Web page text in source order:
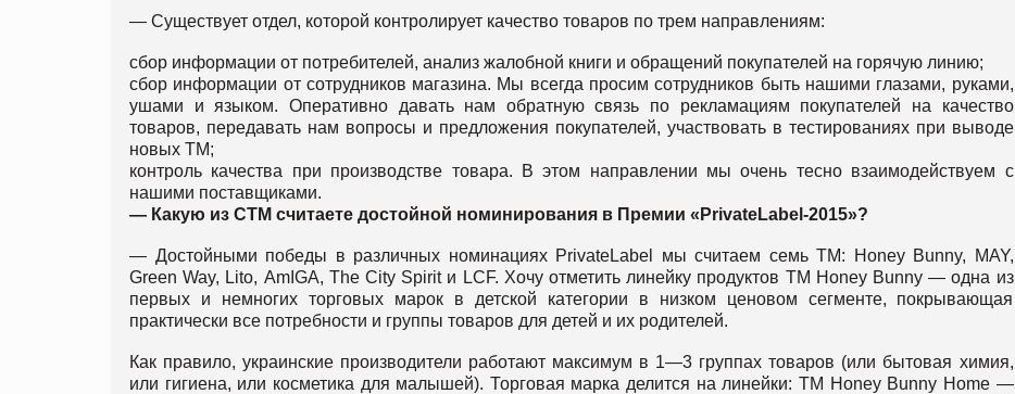
— Существует отдел, которой контролирует качество товаров по трем направлениям:
сбор информации от потребителей, анализ жалобной книги и обращений покупателей на горячую линию;
сбор информации от сотрудников магазина. Мы всегда просим сотрудников быть нашими глазами, руками,
ушами и языком. Оперативно давать нам обратную связь по рекламациям покупателей на качество
товаров, передавать нам вопросы и предложения покупателей, участвовать в тестированиях при выводе
новых ТМ;
контроль качества при производстве товара. В этом направлении мы очень тесно взаимодействуем с
нашими поставщиками.
— Какую из СТМ считаете достойной номинирования в Премии «PrivateLabel-2015»?
— Достойными победы в различных номинациях PrivateLabel мы считаем семь ТМ: Honey Bunny, MAY,
Green Way, Lito, АmIGA, The City Spirit и LCF. Хочу отметить линейку продуктов ТМ Honey Bunny — одна из
первых и немногих торговых марок в детской категории в низком ценовом сегменте, покрывающая
практически все потребности и группы товаров для детей и их родителей.
Как правило, украинские производители работают максимум в 1—3 группах товаров (или бытовая химия,
или гигиена, или косметика для малышей). Торговая марка делится на линейки: ТМ Honey Bunny Home —